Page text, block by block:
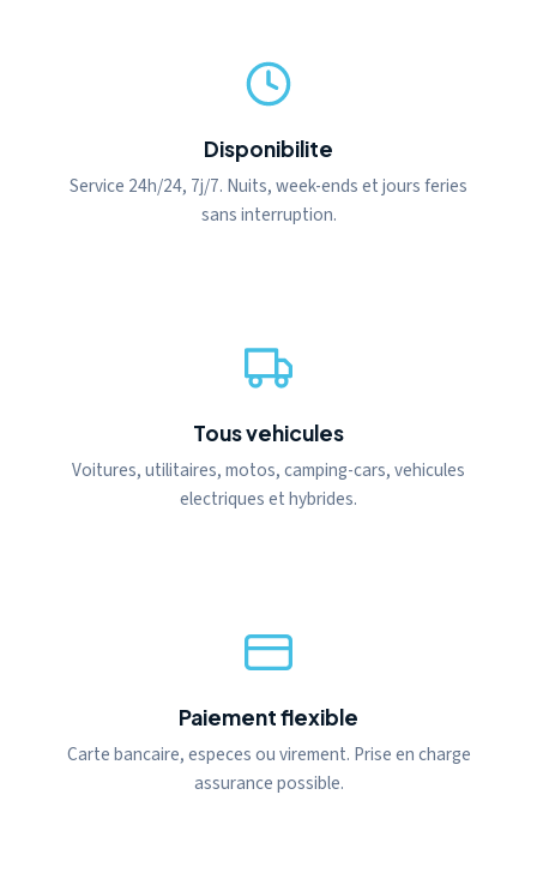
Disponibilite
Service 24h/24, 7j/7. Nuits, week-ends et jours feries
sans interruption.
Tous vehicules
Voitures, utilitaires, motos, camping-cars, vehicules
electriques et hybrides.
Paiement flexible
Carte bancaire, especes ou virement. Prise en charge
assurance possible.